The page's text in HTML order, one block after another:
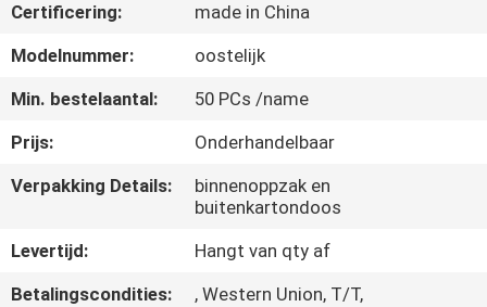
KWALITEITSCONTROLE
CONTACTEER
ONS
GEVALLEN
Certificering:
made in China
Modelnummer:
oostelijk
Min. bestelaantal:
50 PCs /name
Prijs:
Onderhandelbaar
Verpakking Details:
binnenoppzak en
buitenkartondoos
Levertijd:
Hangt van qty af
Betalingscondities:
, Western Union, T/T,